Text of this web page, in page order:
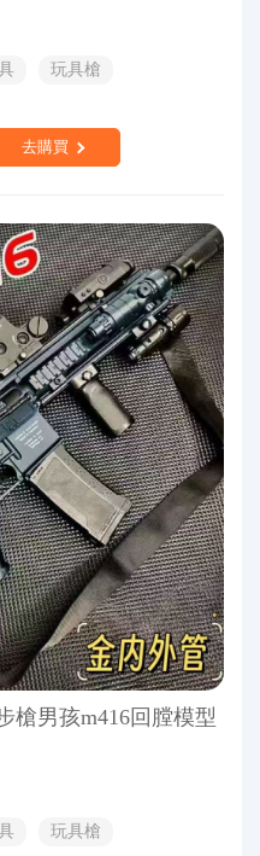
玩具槍
去購買
槍男孩m416回膛模型
玩具槍